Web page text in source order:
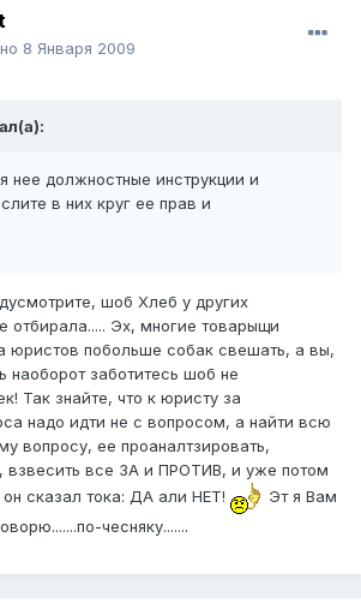
8 Января 2009
нее должностные инструкции и
в них круг ее прав и
шоб Хлеб у других
отбирала..... Эх, многие товарыщи
юристов побольше собак свешать, а вы,
наоборот заботитесь шоб не
Так знайте, что к юристу за
надо идти не с вопросом, а найти всю
вопросу, ее проаналтзировать,
взвесить все ЗА и ПРОТИВ, и уже потом
сказал тока: ДА али НЕТ!
Эт я Вам
чесняку.......